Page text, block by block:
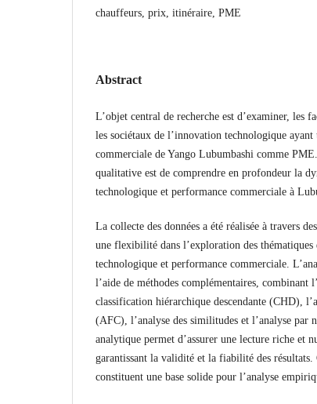
chauffeurs, prix, itinéraire, PME
Abstract
L’objet central de recherche est d’examiner, les
les sociétaux de l’innovation technologique
commerciale de Yango Lubumbashi comme
qualitative est de comprendre en profondeur la
technologique et performance commerciale à
La collecte des données a été réalisée à travers
une flexibilité dans l’exploration des
technologique et performance commerciale.
l’aide de méthodes complémentaires, combinant
classification hiérarchique descendante (CHD),
(AFC), l’analyse des similitudes et l’analyse par
analytique permet d’assurer une lecture riche et
garantissant la validité et la fiabilité des résultats.
constituent une base solide pour l’analyse